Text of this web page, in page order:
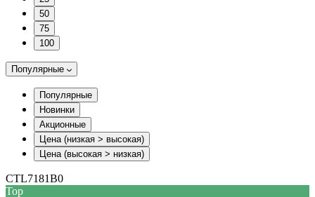
50
75
100
Популярные
Популярные
Новинки
Акционные
Цена (низкая > высокая)
Цена (высокая > низкая)
CTL7181B0
Top